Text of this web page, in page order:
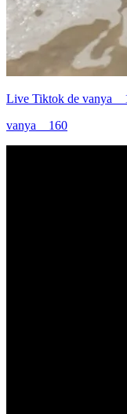
Live Tiktok de
vanya__160